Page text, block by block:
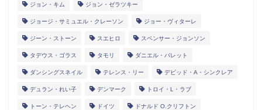
ジョン・キム ジョン・ゼラツキー
ジョージ・サミュエル・クレーソン ジョー・ヴィターレ
ジーン・ストーン スエヒロ スペンサー・ジョンソン
タデウス・ゴラス タモリ ダニエル・バレット
ダンシングスネイル テレンス・リー デビッド・A・シンクレア
デュラン・れい子 デンマーク トロイ・L・ラブ
トーン・テレヘン ドイツ ドナルド O.クリフトン